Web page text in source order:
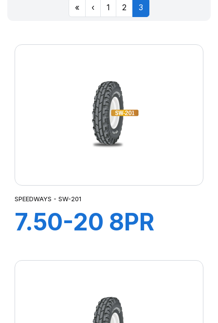
« ‹ 1 2 3
SPEEDWAYS - SW-201
7.50-20 8PR